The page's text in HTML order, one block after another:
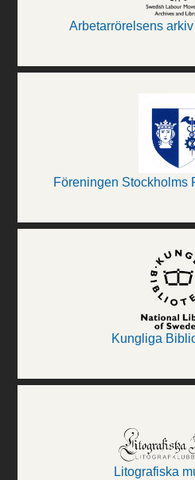
Arbetarrörelsens
Föreningen Stockholms
Kungliga
Litografiska